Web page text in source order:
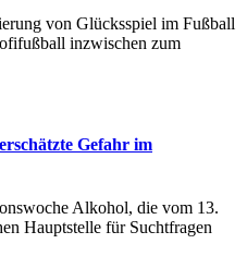
von Glücksspiel im Fußball
inzwischen zum
Gefahr im
Alkohol, die vom 13.
Hauptstelle für Suchtfragen